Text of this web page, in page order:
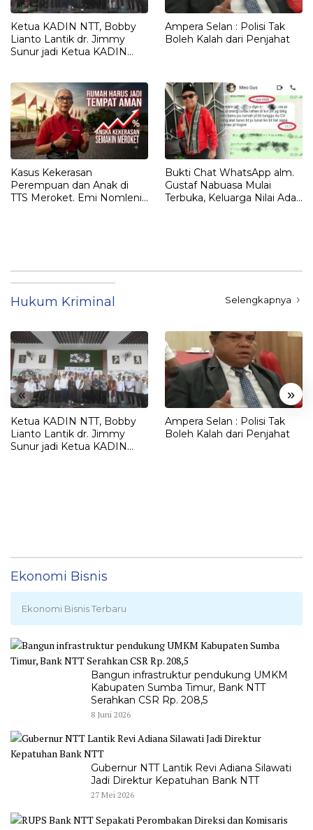
Ketua KADIN NTT, Bobby
Lianto Lantik dr. Jimmy
Sunur jadi Ketua KADIN
Ampera Selan : Polisi Tak
Boleh Kalah dari Penjahat
Kasus Kekerasan
Perempuan dan Anak di
TTS Meroket. Emi Nomleni :
Bukti Chat WhatsApp alm.
Gustaf Nabuasa Mulai
Terbuka, Keluarga Nilai Ada
Hukum Kriminal Selengkapnya
« »
Ketua KADIN NTT, Bobby
Lianto Lantik dr. Jimmy
Sunur jadi Ketua KADIN
Ampera Selan : Polisi Tak
Boleh Kalah dari Penjahat
Ekonomi Bisnis
Ekonomi Bisnis Terbaru
Bangun infrastruktur pendukung UMKM
Kabupaten Sumba Timur, Bank NTT
Serahkan CSR Rp. 208,5
8 Juni 2026
Gubernur NTT Lantik Revi Adiana Silawati
Jadi Direktur Kepatuhan Bank NTT
27 Mei 2026